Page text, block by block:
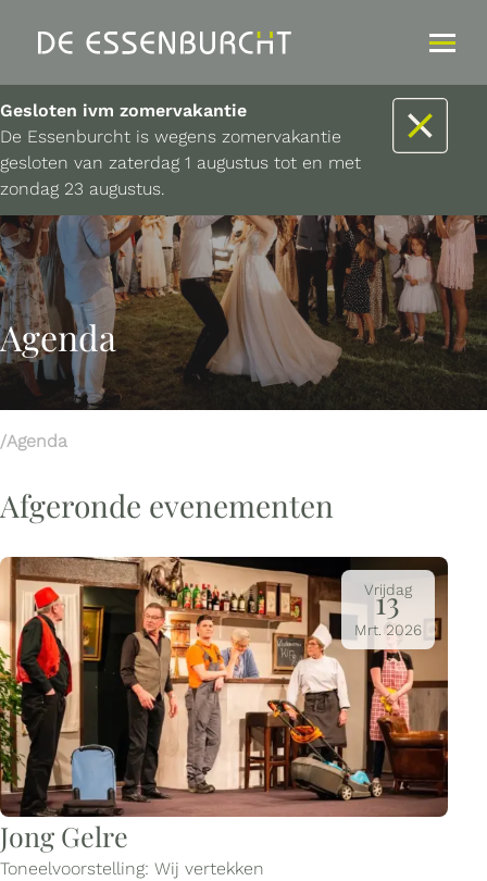
Gesloten ivm zomervakantie
De Essenburcht is wegens zomervakantie
gesloten van zaterdag 1 augustus tot en met
zondag 23 augustus.
Agenda
/ Agenda
Afgeronde evenementen
Vrijdag
13
Mrt. 2026
Jong Gelre
Toneelvoorstelling: Wij vertekken
uw locatie voor
zalen
agenda
offerte aanvragen
home
over ons
nieuws
Contact